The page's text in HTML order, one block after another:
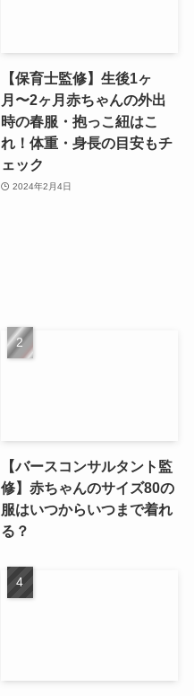
【保育士監修】生後1ヶ
月〜2ヶ月赤ちゃんの外出
時の春服・抱っこ紐はこ
れ！体重・身長の目安もチ
ェック
2024年2月4日
【バースコンサルタント監
修】赤ちゃんのサイズ80の
服はいつからいつまで着れ
る？